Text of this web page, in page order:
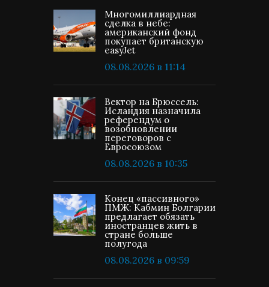
Многомиллиардная
сделка в небе:
американский фонд
покупает британскую
easyJet
08.08.2026 в 11:14
Вектор на Брюссель:
Исландия назначила
референдум о
возобновлении
переговоров с
Евросоюзом
08.08.2026 в 10:35
Конец «пассивного»
ПМЖ: Кабмин Болгарии
предлагает обязать
иностранцев жить в
стране больше
полугода
08.08.2026 в 09:59